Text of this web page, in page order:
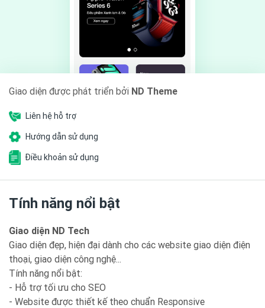
Giao diện được phát triển bởi ND Theme
Liên hệ hỗ trợ
Hướng dẫn sử dụng
Điều khoản sử dụng
Tính năng nổi bật
Giao diện ND Tech
Giao diện đẹp, hiện đại dành cho các website giao diện điện
thoại, giao diện công nghệ...
Tính năng nổi bật:
- Hỗ trợ tối ưu cho SEO
- Website được thiết kế theo chuẩn Responsive